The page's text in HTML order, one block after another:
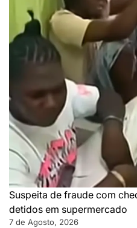
Suspeita de fraude com
detidos em supermercado
7 de Agosto, 2026